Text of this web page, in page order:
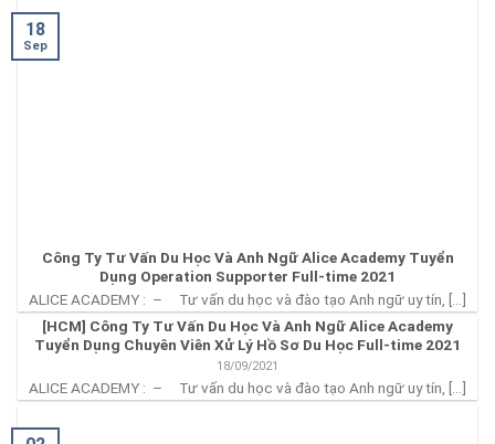
Công Ty Tư Vấn Du Học Và Anh Ngữ Alice Academy
Tuyển Dụng Operation Supporter Full-time 2021
ALICE ACADEMY : – Tư vấn du học và đào tạo Anh ngữ uy
tín, [...]
18
[HCM] Công Ty Tư Vấn Du Học Và Anh Ngữ Alice
Academy Tuyển Dụng Chuyên Viên Xử Lý Hồ Sơ Du Học